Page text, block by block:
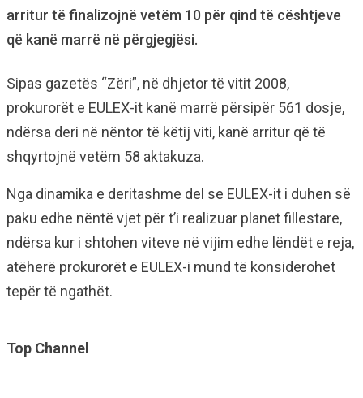
arritur të finalizojnë vetëm 10 për qind të cështjeve
që kanë marrë në përgjegjësi.
Sipas gazetës “Zëri”, në dhjetor të vitit 2008,
prokurorët e EULEX-it kanë marrë përsipër 561 dosje,
ndërsa deri në nëntor të këtij viti, kanë arritur që të
shqyrtojnë vetëm 58 aktakuza.
Nga dinamika e deritashme del se EULEX-it i duhen së
paku edhe nëntë vjet për t’i realizuar planet fillestare,
ndërsa kur i shtohen viteve në vijim edhe lëndët e reja,
atëherë prokurorët e EULEX-i mund të konsiderohet
tepër të ngathët.
Top Channel